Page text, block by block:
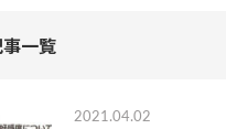
一覧
2021.04.02